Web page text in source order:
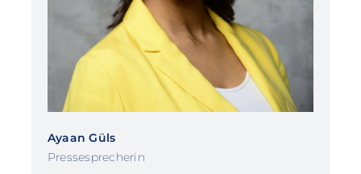
Ayaan Güls
Pressesprecherin